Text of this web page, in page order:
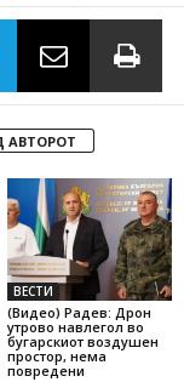
АВТОРОТ
ВЕСТИ
(Видео) Радев: Дрон
утрово навлегол во
бугарскиот воздушен
простор, нема
повредени